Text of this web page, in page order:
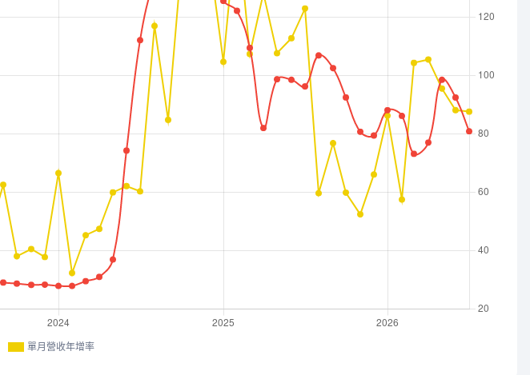
單月營收年增率